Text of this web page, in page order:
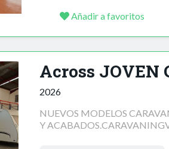
Añadir a favoritos
Across JOVEN
2026
NUEVOS MODELOS
Y